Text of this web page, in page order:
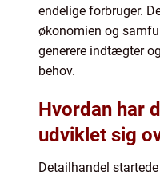
endelige forbruger.
økonomien og
generere indtægter
behov.
Hvordan har
udviklet sig
Detailhandel